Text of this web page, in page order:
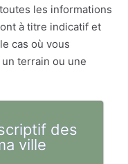
les informations
à titre indicatif et
cas où vous
terrain ou une
des
ville